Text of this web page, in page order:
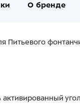
О бренде
Питьевого